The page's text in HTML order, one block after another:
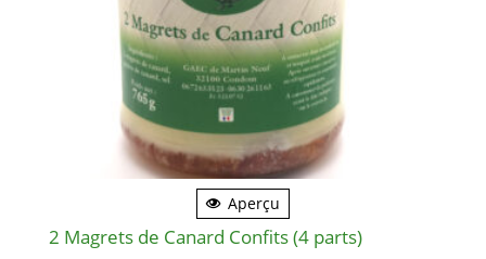
Aperçu
2 Magrets de Canard Confits (4 parts)